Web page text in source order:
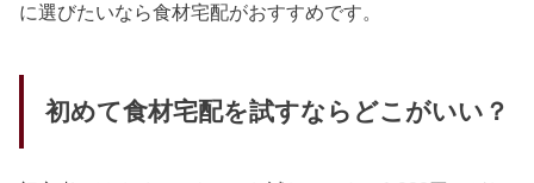
に選びたいなら食材宅配がおすすめです。
初めて食材宅配を試すならどこがいい？